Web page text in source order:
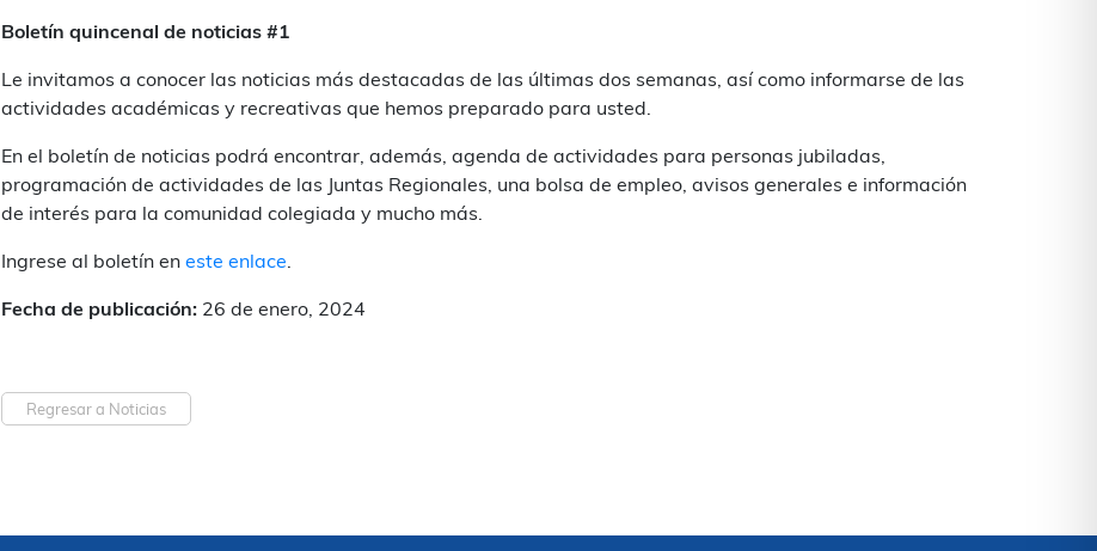
Boletín quincenal de noticias #1
Le invitamos a conocer las noticias más destacadas de las últimas dos semanas, así como informarse de las
actividades académicas y recreativas que hemos preparado para usted.
En el boletín de noticias podrá encontrar, además, agenda de actividades para personas jubiladas,
programación de actividades de las Juntas Regionales, una bolsa de empleo, avisos generales e información
de interés para la comunidad colegiada y mucho más.
Ingrese al boletín en este enlace.
Fecha de publicación: 26 de enero, 2024
Regresar a Noticias